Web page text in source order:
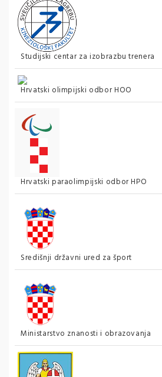
Studijski centar za izobrazbu trenera
Hrvatski olimpijski odbor HOO
Hrvatski paraolimpijski odbor HPO
Središnji državni ured za šport
Ministarstvo znanosti i obrazovanja